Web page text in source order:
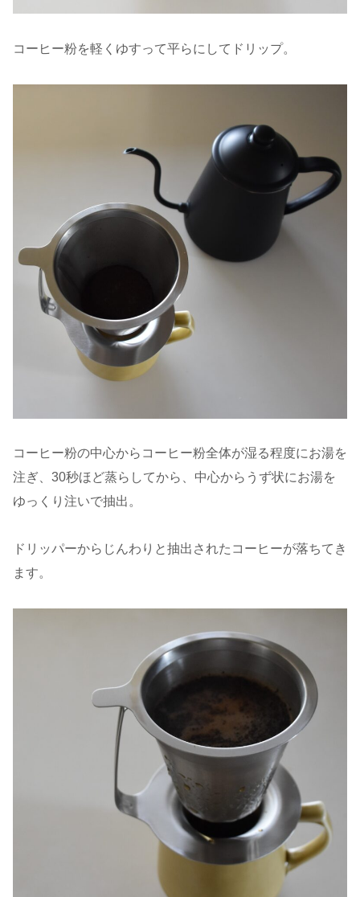
コーヒー粉を軽くゆすって平らにしてドリップ。
コーヒー粉の中心からコーヒー粉全体が湿る程度にお湯を
注ぎ、30秒ほど蒸らしてから、中心からうず状にお湯を
ゆっくり注いで抽出。
ドリッパーからじんわりと抽出されたコーヒーが落ちてき
ます。